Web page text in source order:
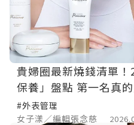
貴婦圈最新燒錢清單
保養」盤點 第一名真
#外表管理
女子漾／編輯張念慈